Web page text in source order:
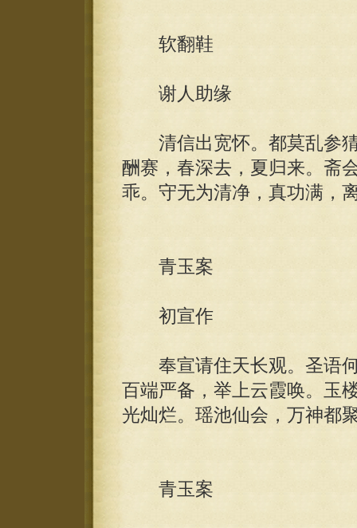
软翻鞋
谢人助缘
清信出宽怀。都莫乱参猜
酬赛，春深去，夏归来。斋
乖。守无为清净，真功满，
青玉案
初宣作
奉宣请住天长观。圣语何
百端严备，举上云霞唤。玉
光灿烂。瑶池仙会，万神都
青玉案